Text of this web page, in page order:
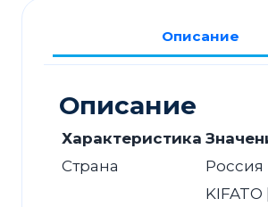
Венеция
1875х875х900
Описание
Описание
Характеристика
Страна
Россия